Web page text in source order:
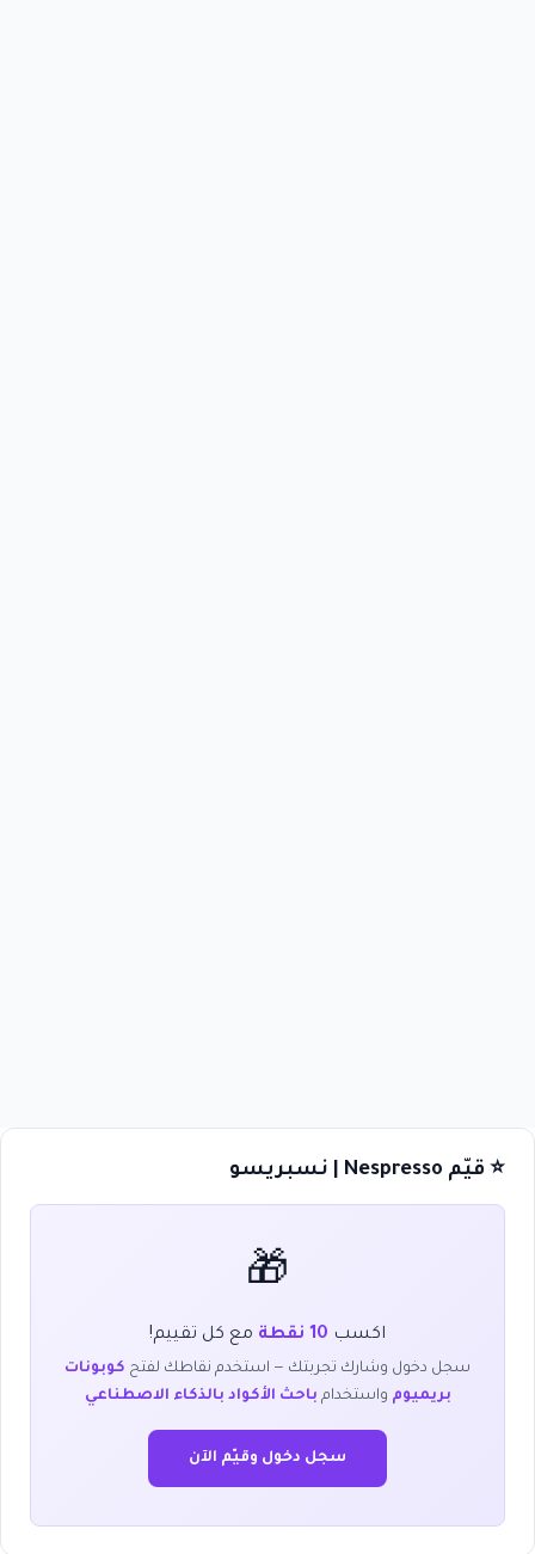
⭐ قيّم Nespresso | نسبريسو
🎁
اكسب 10 نقطة مع كل تقييم!
سجل دخول وشارك تجربتك — استخدم نقاطك لفتح كوبونات
بريميوم واستخدام باحث الأكواد بالذكاء الاصطناعي
سجل دخول وقيّم الآن